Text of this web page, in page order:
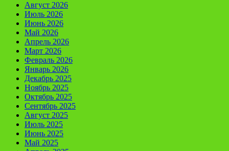
Август 2026
Июль 2026
Июнь 2026
Май 2026
Апрель 2026
Март 2026
Февраль 2026
Январь 2026
Декабрь 2025
Ноябрь 2025
Октябрь 2025
Сентябрь 2025
Август 2025
Июль 2025
Июнь 2025
Май 2025